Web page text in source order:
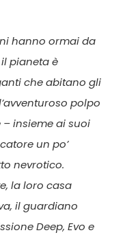
hanno ormai da
pianeta è
che abitano gli
polpo
– insieme ai suoi
un po’
nevrotico.
la loro casa
il guardiano
Deep, Evo e